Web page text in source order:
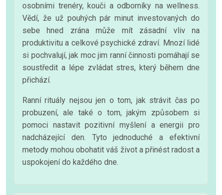
osobními trenéry, kouči a odborníky na wellness.
Vědí, že už pouhých pár minut investovaných do
sebe hned zrána může mít zásadní vliv na
produktivitu a celkové psychické zdraví. Mnozí lidé
si pochvalují, jak moc jim ranní činnosti pomáhají se
soustředit a lépe zvládat stres, který během dne
přichází.
Ranní rituály nejsou jen o tom, jak strávit čas po
probuzení, ale také o tom, jakým způsobem si
pomoci nastavit pozitivní myšlení a energii pro
nadcházející den. Tyto jednoduché a efektivní
metody mohou obohatit váš život a přinést radost a
uspokojení do každého dne.